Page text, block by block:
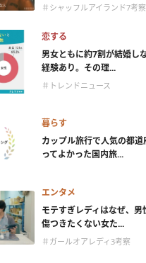
＃シャッフルアイランド7考察
恋する
男女ともに約7割が結婚し
経験あり。その理...
＃トレンドニュース
暮らす
カップル旅行で人気の都
ってよかった国内旅...
エンタメ
モテすぎレディはなぜ、
傷つきたくない女た...
＃ガールオアレディ3考察